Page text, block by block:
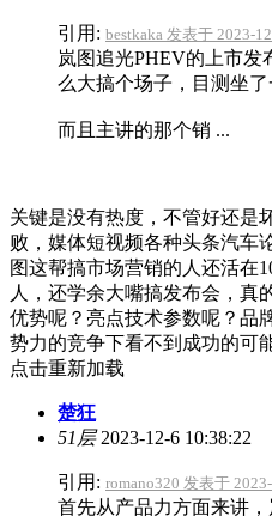
引用: bestkaka 发表于 2023-
岚图追光PHEV的上市发
么大搞个场子，目测坐了
而且主讲的那个销 ...
关键是没有热度，不管好还是
败，媒体短视频各种头条汽车
图这帮搞市场营销的人还活在
人，还学余大嘴搞发布会，真
优势呢？亮点技术参数呢？品
势力的竞争下看不到成功的可能
点击重新加载
楚狂
51层2023-12-6 10:38:22
引用: romano320 发表于
首先从产品力方面来讲